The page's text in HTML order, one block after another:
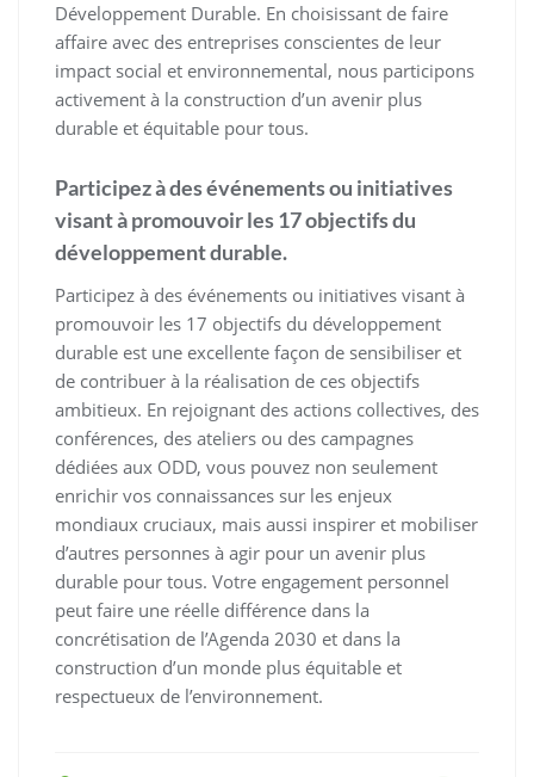
Développement Durable. En choisissant de faire
affaire avec des entreprises conscientes de leur
impact social et environnemental, nous participons
activement à la construction d’un avenir plus
durable et équitable pour tous.
Participez à des événements ou initiatives
visant à promouvoir les 17 objectifs du
développement durable.
Participez à des événements ou initiatives visant à
promouvoir les 17 objectifs du développement
durable est une excellente façon de sensibiliser et
de contribuer à la réalisation de ces objectifs
ambitieux. En rejoignant des actions collectives, des
conférences, des ateliers ou des campagnes
dédiées aux ODD, vous pouvez non seulement
enrichir vos connaissances sur les enjeux
mondiaux cruciaux, mais aussi inspirer et mobiliser
d’autres personnes à agir pour un avenir plus
durable pour tous. Votre engagement personnel
peut faire une réelle différence dans la
concrétisation de l’Agenda 2030 et dans la
construction d’un monde plus équitable et
respectueux de l’environnement.